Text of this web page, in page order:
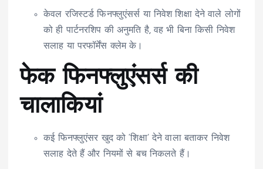
केवल रजिस्टर्ड फिनफ्लुएंसर्स या निवेश शिक्षा देने वाले लोगों
को ही पार्टनरशिप की अनुमति है, वह भी बिना किसी निवेश
सलाह या परफॉर्मेंस क्लेम के।
फेक फिनफ्लुएंसर्स की
चालाकियां
कई फिनफ्लुएंसर खुद को ‘शिक्षा’ देने वाला बताकर निवेश
सलाह देते हैं और नियमों से बच निकलते हैं।